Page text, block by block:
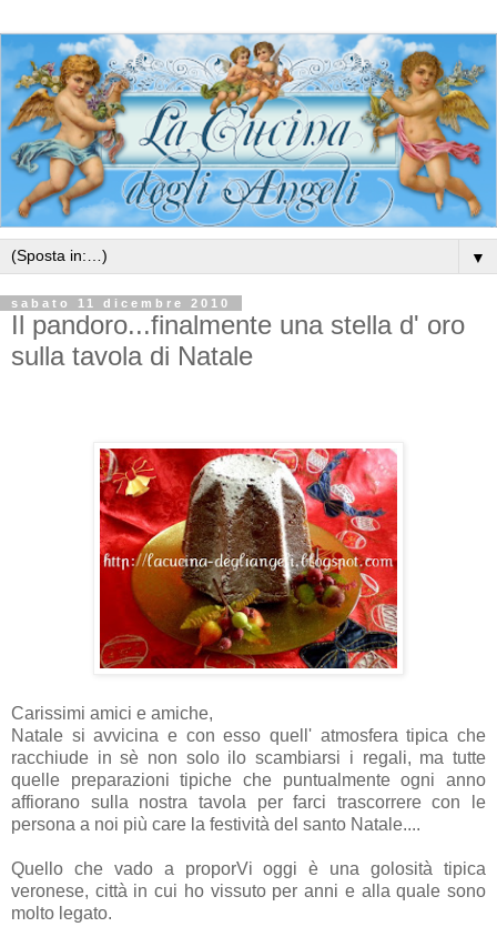
▼
sabato 11 dicembre 2010
Il pandoro...finalmente una stella d' oro
sulla tavola di Natale
Carissimi amici e amiche,
Natale si avvicina e con esso quell' atmosfera tipica che
racchiude in sè non solo ilo scambiarsi i regali, ma tutte
quelle preparazioni tipiche che puntualmente ogni anno
affiorano sulla nostra tavola per farci trascorrere con le
persona a noi più care la festività del santo Natale....
Quello che vado a proporVi oggi è una golosità tipica
veronese, città in cui ho vissuto per anni e alla quale sono
molto legato.